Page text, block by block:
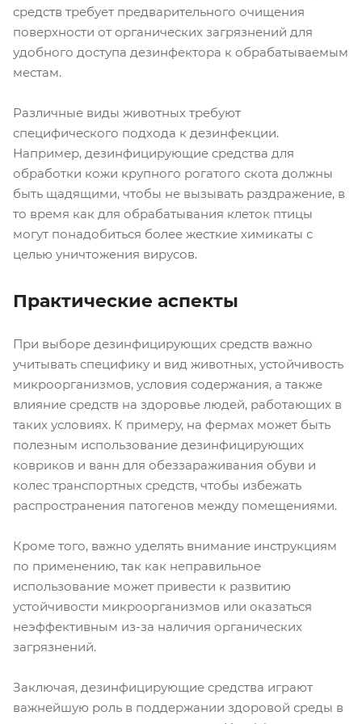
средств требует предварительного очищения
поверхности от органических загрязнений для
удобного доступа дезинфектора к обрабатываемым
местам.
Различные виды животных требуют
специфического подхода к дезинфекции.
Например, дезинфицирующие средства для
обработки кожи крупного рогатого скота должны
быть щадящими, чтобы не вызывать раздражение, в
то время как для обрабатывания клеток птицы
могут понадобиться более жесткие химикаты с
целью уничтожения вирусов.
Практические аспекты
При выборе дезинфицирующих средств важно
учитывать специфику и вид животных, устойчивость
микроорганизмов, условия содержания, а также
влияние средств на здоровье людей, работающих в
таких условиях. К примеру, на фермах может быть
полезным использование дезинфицирующих
ковриков и ванн для обеззараживания обуви и
колес транспортных средств, чтобы избежать
распространения патогенов между помещениями.
Кроме того, важно уделять внимание инструкциям
по применению, так как неправильное
использование может привести к развитию
устойчивости микроорганизмов или оказаться
неэффективным из-за наличия органических
загрязнений.
Заключая, дезинфицирующие средства играют
важнейшую роль в поддержании здоровой среды в